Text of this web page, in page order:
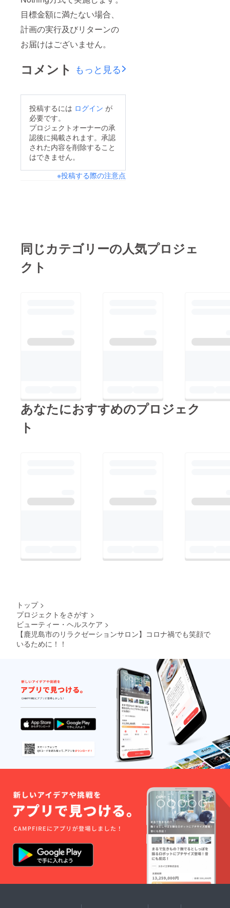
目標金額に満たない場合、
計画の実行及びリターンの
お届けはございません。
コメント もっと見る
投稿するには ログイン が
必要です。
プロジェクトオーナーの承
認後に掲載されます。承認
された内容を削除すること
はできません。
※投稿する際の注意点
同じカテゴリーの人気プロジェ
クト
あなたにおすすめのプロジェク
ト
トップ >
プロジェクトをさがす >
ビューティー・ヘルスケア >
【鹿児島市のリラクゼーションサロン】コロナ禍でも笑顔で
いるために！！